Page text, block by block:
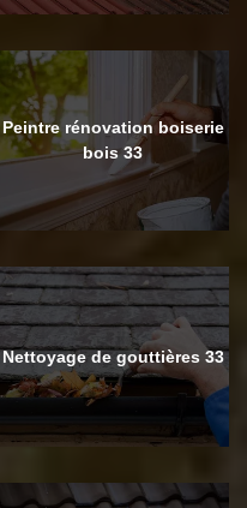
Peintre rénovation boiserie
bois 33
Nettoyage de gouttières 33